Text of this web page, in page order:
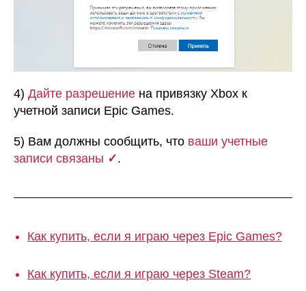
4) Дайте разрешение на привязку Xbox к
учетной записи Epic Games.
5) Вам должны сообщить, что ваши учетные
записи связаны ✓.
Как купить, если я играю через Epic Games?
Как купить, если я играю через Steam?